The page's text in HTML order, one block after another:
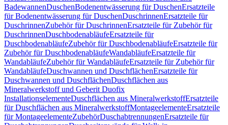
BadewannenDuschenBodenentwässerung für DuschenErsatzteile
für Bodenentwässerung für DuschenDuschrinnenErsatzteile für
DuschrinnenZubehör für DuschrinnenErsatzteile für Zubehör für
DuschrinnenDuschbodenabläufeErsatzteile für
DuschbodenabläufeZubehör für DuschbodenabläufeErsatzteile für
Zubehör für DuschbodenabläufeWandabläufeErsatzteile für
WandabläufeZubehör für WandabläufeErsatzteile für Zubehör für
WandabläufeDuschwannen und DuschflächenErsatzteile für
Duschwannen und DuschflächenDuschflächen aus
Mineralwerkstoff und Geberit Duofix
InstallationselementeDuschflächen aus MineralwerkstoffErsatzteile
für Duschflächen aus MineralwerkstoffMontageelementeErsatzteile
für MontageelementeZubehörDuschabtrennungenErsatzteile für